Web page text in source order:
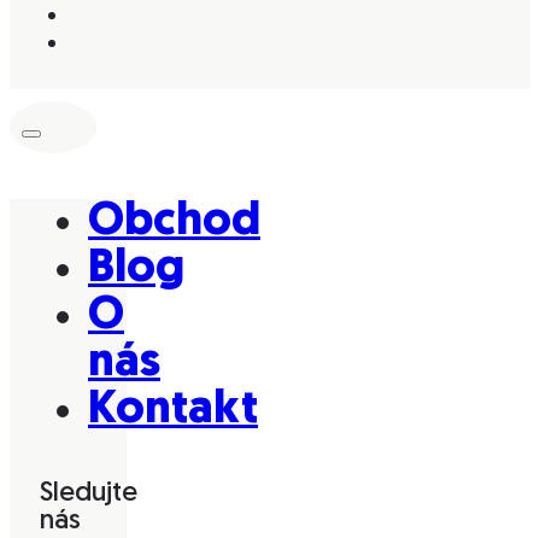
Obchod
Blog
O
nás
Kontakt
Sledujte
nás